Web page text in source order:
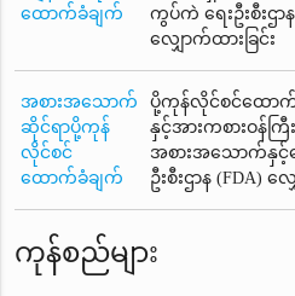
ထောက်ခံချက်
ကွပ်ကဲ ရေးဦးစီးဌာ
လျှောက်ထားခြင်း
အစားအသောက်
ဆိုင်ရာပို့ကုန်
လိုင်စင်
ထောက်ခံချက်
ပို့ကုန်လိုင်စင်ထောက်
နှင့်အားကစားဝန်က
အစားအသောက်နှင့်
ဦးစီးဌာန (FDA) လ
ကုန်စည်များ